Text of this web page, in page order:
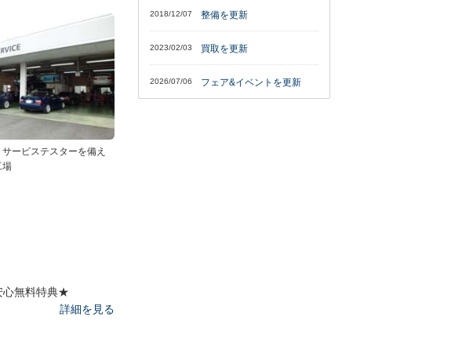
ービステスターを備え
場
心無料特典★
詳細を見る
2018/12/07 整備を更新
2023/02/03 買取を更新
2026/07/06 フェア&イベントを更新